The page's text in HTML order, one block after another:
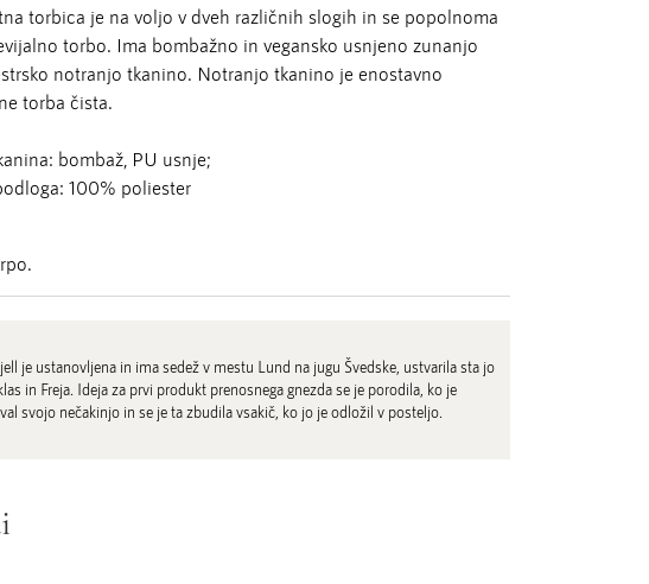
torbica je na voljo v dveh različnih slogih in se popolnoma
torbo. Ima bombažno in vegansko usnjeno zunanjo
notranjo tkanino. Notranjo tkanino je enostavno
torba čista.
bombaž, PU usnje;
100% poliester
je ustanovljena in ima sedež v mestu Lund na jugu Švedske, ustvarila sta jo
in Freja. Ideja za prvi produkt prenosnega gnezda se je porodila, ko je
svojo nečakinjo in se je ta zbudila vsakič, ko jo je odložil v posteljo.